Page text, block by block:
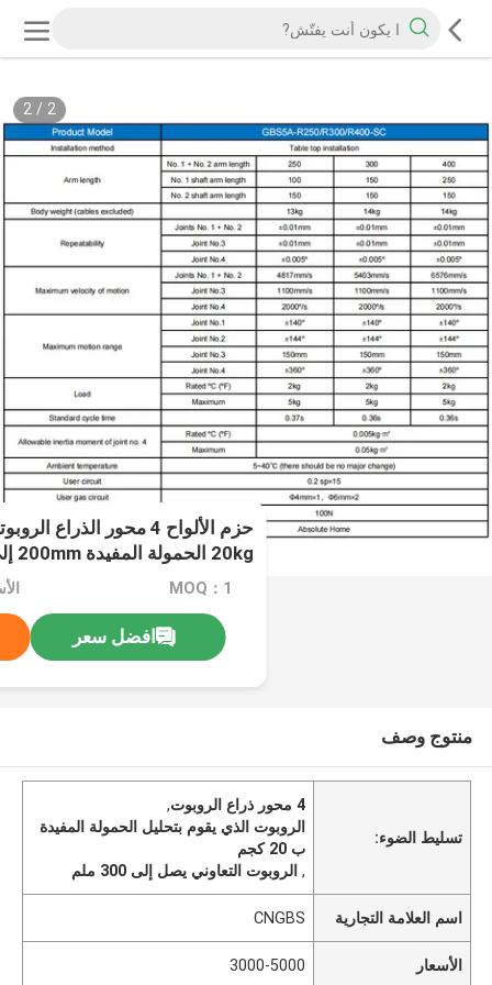
2
/
2
20kg الحمولة المفيدة 200mm إلى 300mm وصول
MOQ：1
افضل سعر
منتوج وصف
تسليط الضوء:
4 محور ذراع الروبوت
,
الروبوت الذي يقوم بتحليل الحمولة المفيدة
ب 20 كجم
,الروبوت التعاوني يصل إلى 300 ملم
اسم العلامة التجارية CNGBS
الأسعار 3000-5000